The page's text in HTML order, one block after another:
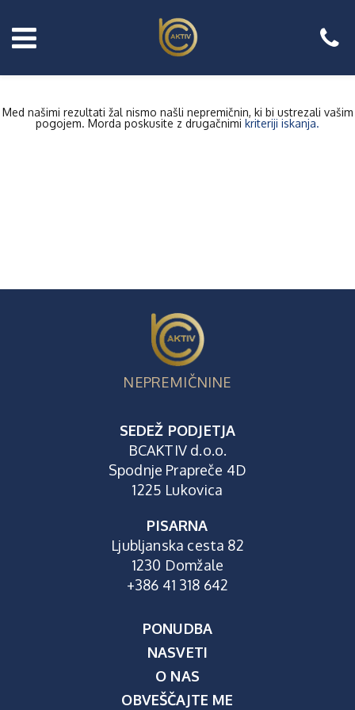
Med našimi rezultati žal nismo našli nepremičnin, ki bi ustrezali vašim
pogojem. Morda poskusite z drugačnimi kriteriji iskanja.
NEPREMIČNINE
SEDEŽ PODJETJA
BCAKTIV d.o.o.
Spodnje Prapreče 4D
1225 Lukovica
PISARNA
Ljubljanska cesta 82
1230 Domžale
+386 41 318 642
PONUDBA
NASVETI
O NAS
OBVEŠČAJTE ME